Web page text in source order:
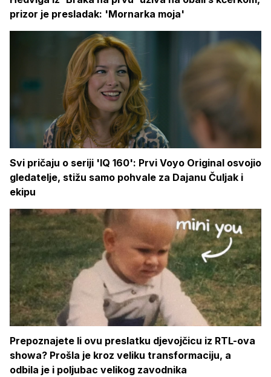
prizor je presladak: 'Mornarka moja'
Svi pričaju o seriji 'IQ 160': Prvi Voyo Original osvojio
gledatelje, stižu samo pohvale za Dajanu Čuljak i
ekipu
Prepoznajete li ovu preslatku djevojčicu iz RTL-ova
showa? Prošla je kroz veliku transformaciju, a
odbila je i poljubac velikog zavodnika